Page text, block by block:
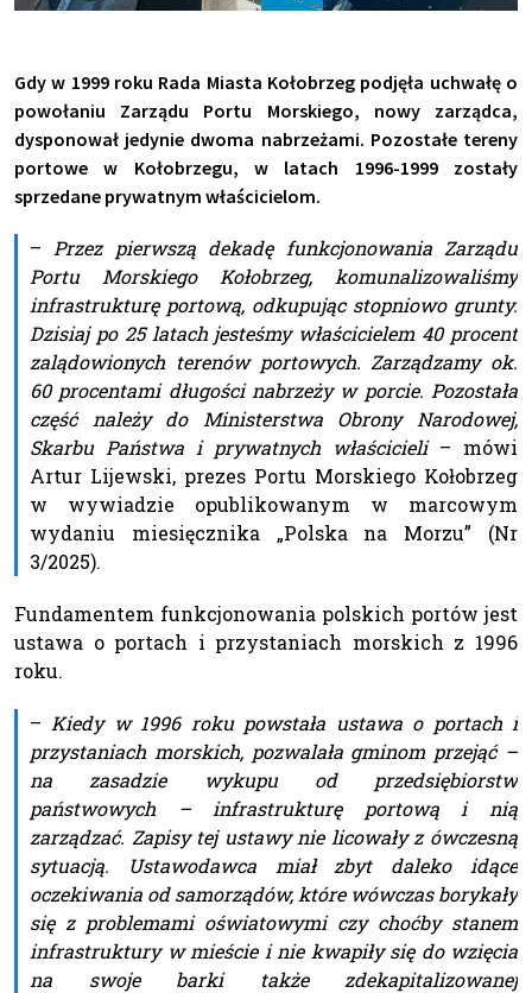
Gdy w 1999 roku Rada Miasta Kołobrzeg podjęła uchwałę o
powołaniu Zarządu Portu Morskiego, nowy zarządca,
dysponował jedynie dwoma nabrzeżami. Pozostałe tereny
portowe w Kołobrzegu, w latach 1996-1999 zostały
sprzedane prywatnym właścicielom.
– Przez pierwszą dekadę funkcjonowania Zarządu
Portu Morskiego Kołobrzeg, komunalizowaliśmy
infrastrukturę portową, odkupując stopniowo grunty.
Dzisiaj po 25 latach jesteśmy właścicielem 40 procent
zalądowionych terenów portowych. Zarządzamy ok.
60 procentami długości nabrzeży w porcie. Pozostała
część należy do Ministerstwa Obrony Narodowej,
Skarbu Państwa i prywatnych właścicieli– mówi
Artur Lijewski, prezes Portu Morskiego Kołobrzeg
w wywiadzie opublikowanym w marcowym
wydaniu miesięcznika „Polska na Morzu” (Nr
3/2025).
Fundamentem funkcjonowania polskich portów jest
ustawa o portach i przystaniach morskich z 1996
roku.
– Kiedy w 1996 roku powstała ustawa o portach i
przystaniach morskich, pozwalała gminom przejąć –
na zasadzie wykupu od przedsiębiorstw
państwowych – infrastrukturę portową i nią
zarządzać. Zapisy tej ustawy nie licowały z ówczesną
sytuacją. Ustawodawca miał zbyt daleko idące
oczekiwania od samorządów, które wówczas borykały
się z problemami oświatowymi czy choćby stanem
infrastruktury w mieście i nie kwapiły się do wzięcia
na swoje barki także zdekapitalizowanej